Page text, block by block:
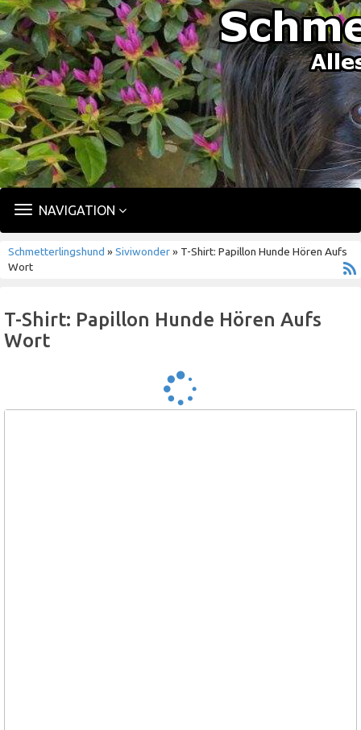
TOGGLE
NAVIGATION
Schmetterlingshund »Siviwonder» T-Shirt: Papillon Hunde Hören Aufs
Wort
T-Shirt: Papillon Hunde Hören Aufs
Wort